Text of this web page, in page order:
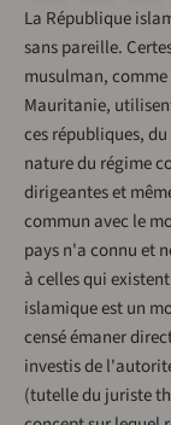
La République
sans pareille.
musulman,
Mauritanie,
ces républiques,
nature du régime
dirigeantes et
commun avec le
pays n'a connu et
à celles qui
islamique est un
censé émaner
investis de
(tutelle du juriste